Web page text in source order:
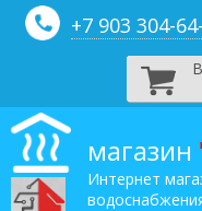
+7 903 304-64-
магазин
Интернет